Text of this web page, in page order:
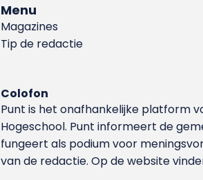
Menu
Magazines
Tip de redactie
Colofon
Punt is het onafhankelijke platform
Hoge­school. Punt informeert de
fungeert als podium voor
van de redactie. Op de website